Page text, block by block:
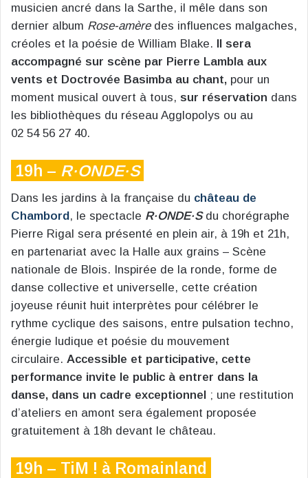
musicien ancré dans la Sarthe, il mêle dans son
dernier album Rose-amèredes influences malgaches,
créoles et la poésie de William Blake. Il sera
accompagné sur scène par Pierre Lambla aux
vents et Doctrovée Basimba au chant, pour un
moment musical ouvert à tous, sur réservation dans
les bibliothèques du réseau Agglopolys ou au
02 54 56 27 40.
19h – R·ONDE·S
Dans les jardins à la française du château de
Chambord, le spectacle R·ONDE·Sdu chorégraphe
Pierre Rigal sera présenté en plein air, à 19h et 21h,
en partenariat avec la Halle aux grains – Scène
nationale de Blois. Inspirée de la ronde, forme de
danse collective et universelle, cette création
joyeuse réunit huit interprètes pour célébrer le
rythme cyclique des saisons, entre pulsation techno,
énergie ludique et poésie du mouvement
circulaire. Accessible et participative, cette
performance invite le public à entrer dans la
danse, dans un cadre exceptionnel ; une restitution
d’ateliers en amont sera également proposée
gratuitement à 18h devant le château.
19h – TiM ! à Romainland